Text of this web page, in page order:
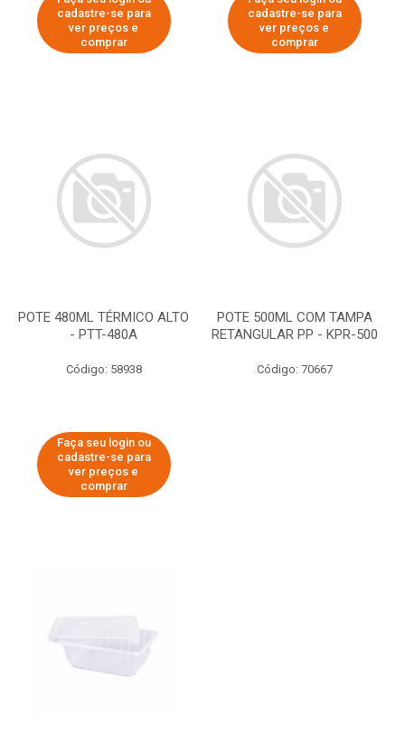
cadastre-se para
ver preços e
comprar
cadastre-se para
ver preços e
comprar
POTE 480ML TÉRMICO ALTO
- PTT-480A
Código: 58938
Faça seu login ou
cadastre-se para
ver preços e
comprar
POTE 500ML COM TAMPA
RETANGULAR PP - KPR-500
Código: 70667